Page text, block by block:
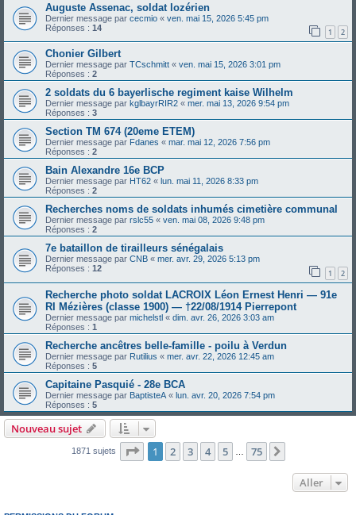
Auguste Assenac, soldat lozérien
Dernier message par cecmio « ven. mai 15, 2026 5:45 pm
Réponses : 14 1 2
Chonier Gilbert
Dernier message par TCschmitt « ven. mai 15, 2026 3:01 pm
Réponses : 2
2 soldats du 6 bayerlische regiment kaise Wilhelm
Dernier message par kglbayrRIR2 « mer. mai 13, 2026 9:54 pm
Réponses : 3
Section TM 674 (20eme ETEM)
Dernier message par Fdanes « mar. mai 12, 2026 7:56 pm
Réponses : 2
Bain Alexandre 16e BCP
Dernier message par HT62 « lun. mai 11, 2026 8:33 pm
Réponses : 2
Recherches noms de soldats inhumés cimetière communal
Dernier message par rslc55 « ven. mai 08, 2026 9:48 pm
Réponses : 2
7e bataillon de tirailleurs sénégalais
Dernier message par CNB « mer. avr. 29, 2026 5:13 pm
Réponses : 12 1 2
Recherche photo soldat LACROIX Léon Ernest Henri — 91e
RI Mézières (classe 1900) — †22/08/1914 Pierrepont
Dernier message par michelstl « dim. avr. 26, 2026 3:03 am
Réponses : 1
Recherche ancêtres belle-famille - poilu à Verdun
Dernier message par Rutilius « mer. avr. 22, 2026 12:45 am
Réponses : 5
Capitaine Pasquié - 28e BCA
Dernier message par BaptisteA « lun. avr. 20, 2026 7:54 pm
Réponses : 5
Nouveau sujet
1871 sujets Page 1sur75
1 2 3 4 5 75
Aller